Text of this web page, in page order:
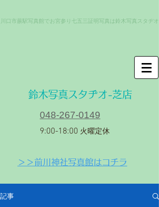
川口市蕨駅写真館でお宮参り七五三証明写真は鈴木写真スタヂオ
​鈴木写真スタヂオ-芝店
048-267-0149
9:00-18:00 火曜定休
＞＞前川神社写真館はコチラ
記事